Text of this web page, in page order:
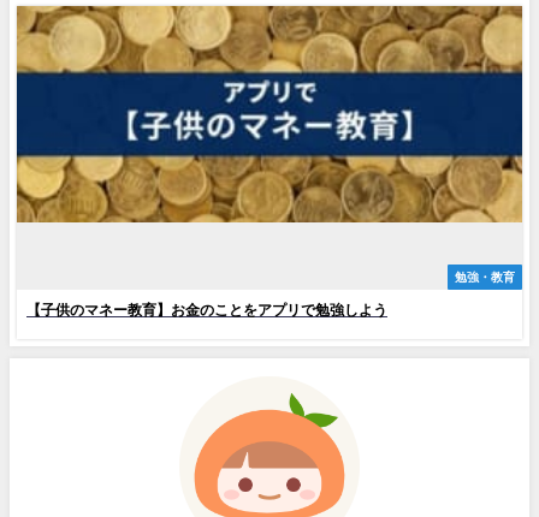
勉強・教育
【子供のマネー教育】お金のことをアプリで勉強しよう